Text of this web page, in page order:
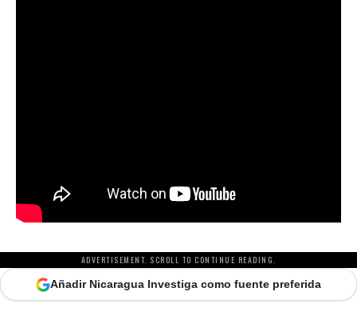
ADVERTISEMENT. SCROLL TO CONTINUE READING.
Añadir Nicaragua Investiga como fuente preferida